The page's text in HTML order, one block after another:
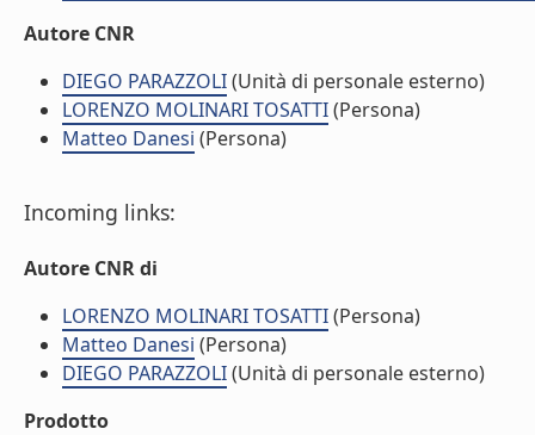
Autore CNR
DIEGO PARAZZOLI(Unità di personale esterno)
LORENZO MOLINARI TOSATTI(Persona)
Matteo Danesi (Persona)
Incoming links:
Autore CNR di
LORENZO MOLINARI TOSATTI(Persona)
Matteo Danesi (Persona)
DIEGO PARAZZOLI(Unità di personale esterno)
Prodotto